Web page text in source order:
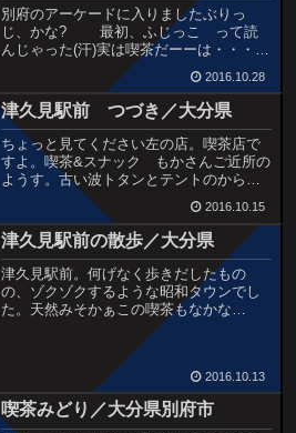
別府のアーケードに入りましたぶりっ
じ、かな? 最初、ふじっこ って読
んじゃった(汗)実は喫茶だーーは・・・・
これよく残ってたね。急にこんな超大作
が!相当でかい。こういう路地にはすぐ吸
い込まれてしまうんだ喫茶あきさん
coffeeなつめさん...
2016.10.28
津久見駅前 つづき／大分県
ちょっと見てください左の店。喫茶店で
すよ。喫茶&スナック もかさんご近所の
ようす。古い波トタンとテントのからみ
が絶妙です。とこやさんいいタイルです
ねネコちゃんが散歩してそうな道ばか
り。元レストランなんですね。レストラ
ン8日さん。窓辺の造花が...
2016.10.15
津久見駅前の散歩／大分県
津久見駅前。何げなく歩きだしたもの
の、ゾクゾクするような昭和タウンでし
た。天然みそかぁこの喫茶もなかな
か・・・! 休みだったけどカーテンの
柄だけでもGOO～♪喫茶カトレアさんト
タン壁の街並みあ、喫茶ガレさんだっ
て。紅葉も綺麗だなー (今日...2016.10.13
喫茶みどり／大分県別府市